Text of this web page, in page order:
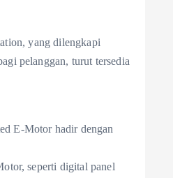
yang dilengkapi
pelanggan, turut tersedia
E-Motor hadir dengan
seperti digital panel